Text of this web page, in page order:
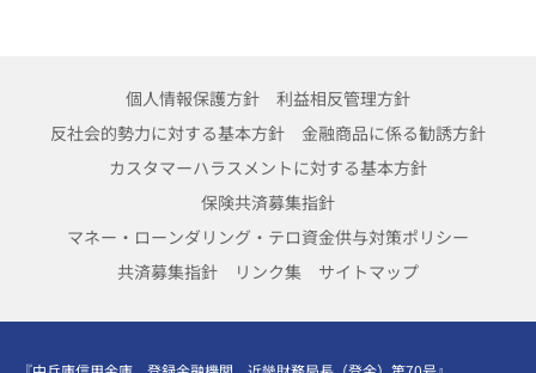
個人情報保護方針
利益相反管理方針
反社会的勢力に対する基本方針
金融商品に係る勧誘方針
カスタマーハラスメントに対する基本方針
保険共済募集指針
マネー・ローンダリング・テロ資金供与対策ポリシー
共済募集指針
リンク集 サイトマップ